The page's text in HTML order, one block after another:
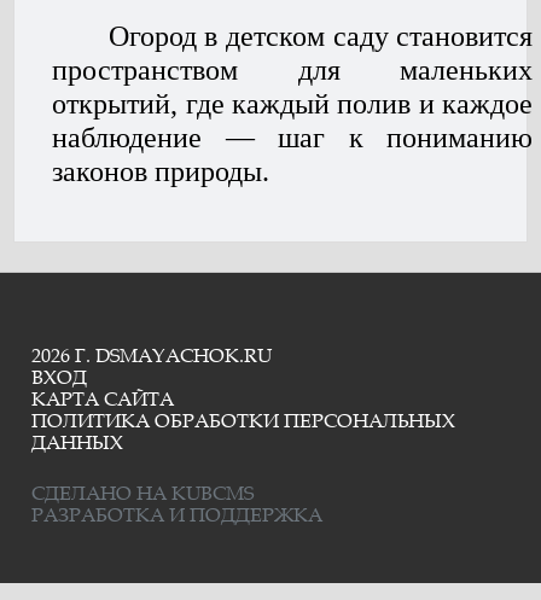
Огород в детском саду становится
пространством для маленьких
открытий, где каждый полив и каждое
наблюдение — шаг к пониманию
законов природы.
2026 Г. DSMAYACHOK.RU
ВХОД
КАРТА САЙТА
ПОЛИТИКА ОБРАБОТКИ ПЕРСОНАЛЬНЫХ
ДАННЫХ
СДЕЛАНО НА KUBCMS
РАЗРАБОТКА И ПОДДЕРЖКА